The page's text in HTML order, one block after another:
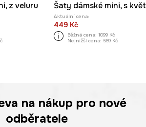
z veluru
Aktuální cena:
449 Kč
Běžná cena: 1099 Kč
Nejnižší cena: 569 Kč
na nákup pro nové
odběratele